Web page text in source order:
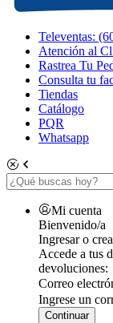
Televentas:
Atención al
Rastrea Tu
Consulta tu
Tiendas
Catálogo
PQR
Whatsapp
Mi cuenta
Bienvenido/a
Ingresar o
Accede a tus
devoluciones:
Correo
Ingrese un
Continuar